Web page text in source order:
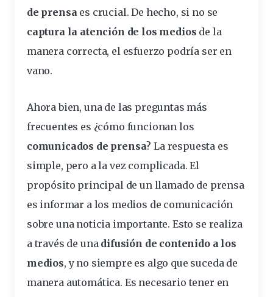
de prensaes crucial. De hecho, si no se
captura la atención de los medios de la
manera correcta, el esfuerzo podría ser en
vano.
Ahora bien, una de las preguntas más
frecuentes es ¿cómo funcionan los
comunicados de prensa? La respuesta es
simple, pero a la vez complicada. El
propósito principal de un llamado de prensa
es informar a los medios de comunicación
sobre una noticia importante. Esto se realiza
a través de una difusión de contenido a los
medios, y no siempre es algo que suceda de
manera automática. Es necesario tener en